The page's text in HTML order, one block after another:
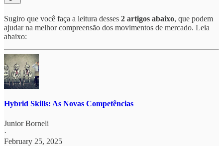
Sugiro que você faça a leitura desses 2 artigos abaixo, que podem
ajudar na melhor compreensão dos movimentos de mercado. Leia
abaixo:
Hybrid Skills: As Novas Competências
Junior Borneli
·
February 25, 2025